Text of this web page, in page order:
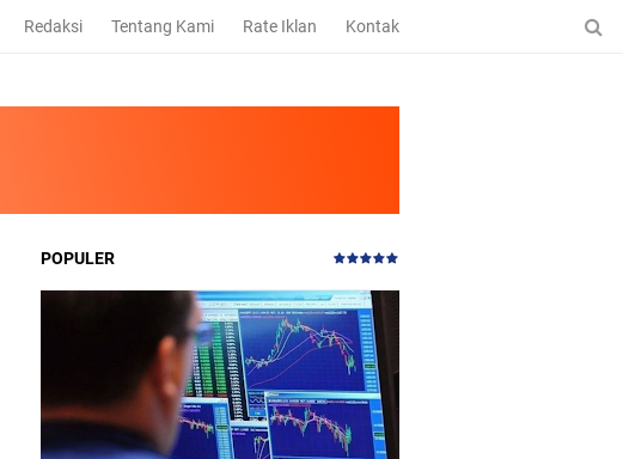
Redaksi Tentang Kami Rate Iklan Kontak
POPULER